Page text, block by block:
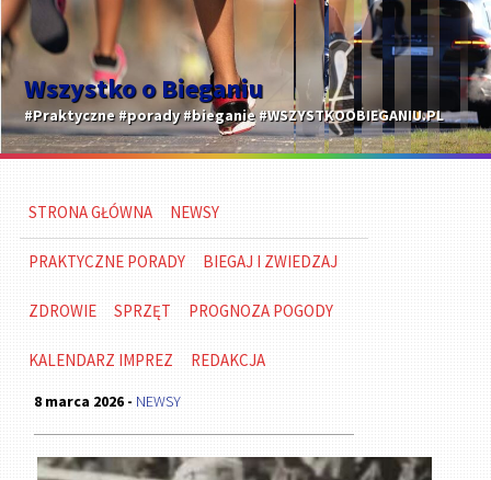
Wszystko o Bieganiu
#Praktyczne #porady #bieganie #WSZYSTKOOBIEGANIU.PL
STRONA GŁÓWNA NEWSY
PRAKTYCZNE PORADY BIEGAJ I ZWIEDZAJ
ZDROWIE SPRZĘT PROGNOZA POGODY
KALENDARZ IMPREZ REDAKCJA
8 marca 2026 - NEWSY